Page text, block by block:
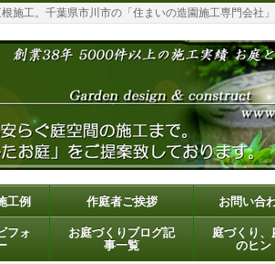
施工。千葉県市川市の「住まいの造園施工専門会社」
工例 作庭者ご挨拶 お問い合
フォ
お庭づくりブログ記
事一覧
庭づくり、
のヒン